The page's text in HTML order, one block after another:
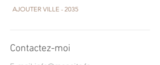
AJOUTER VILLE - 2035
Contactez-moi